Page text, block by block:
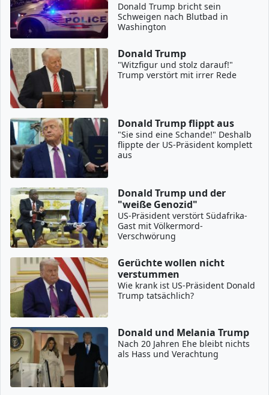
Donald Trump bricht sein
Schweigen nach Blutbad in
Washington
Donald Trump
"Witzfigur und stolz darauf!"
Trump verstört mit irrer Rede
Donald Trump flippt aus
"Sie sind eine Schande!" Deshalb
flippte der US-Präsident komplett
aus
Donald Trump und der
"weiße Genozid"
US-Präsident verstört Südafrika-
Gast mit Völkermord-
Verschwörung
Gerüchte wollen nicht
verstummen
Wie krank ist US-Präsident Donald
Trump tatsächlich?
Donald und Melania Trump
Nach 20 Jahren Ehe bleibt nichts
als Hass und Verachtung